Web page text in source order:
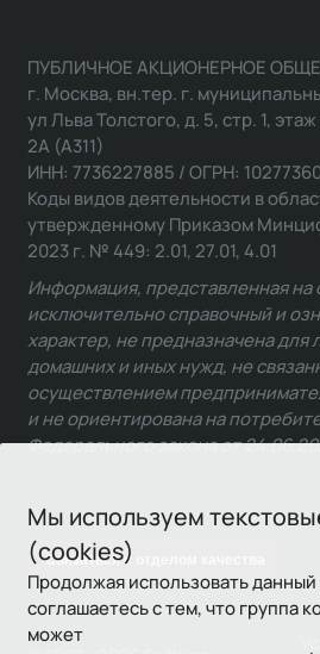
Мы используем
(cookies)
Продолжая использовать
соглашаетесь с тем, что группа
может
Связаться с отделом качества
ПУБЛИЧНОЕ АКЦИОНЕРНОЕ
г. Москва, вн.тер. г.
ул Льва Толстого, д. 5, стр. 1,
2А (А311)
ИНН: 7736227885 / ОГРН:
Коды видов деятельности в
утвержденному Приказом
2023 г. № 449: 2.01, 27.01, 4.01
Информация, представленная на
исключительно справочный и
характер, не предназначена для
домашних и иных нужд, не
осуществлением
и не ориентирована на
Федерального закона от